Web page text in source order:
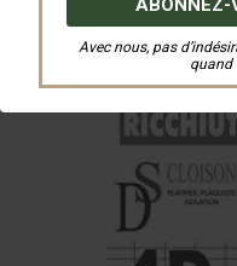
Avec nous, pas
quand